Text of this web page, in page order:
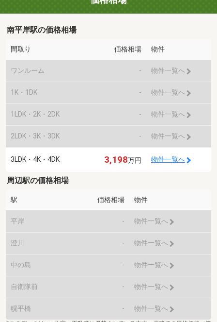
南平岸駅の価格相場
間取り 価格相場 物件
ワンルーム - 物件一覧へ
1K・1DK - 物件一覧へ
1LDK・2K・2DK - 物件一覧へ
2LDK・3K・3DK - 物件一覧へ
3LDK・4K・4DK 3,198万円 物件一覧へ
周辺駅の価格相場
駅 価格相場 物件
平岸 - 物件一覧へ
澄川 - 物件一覧へ
中の島 - 物件一覧へ
自衛隊前 - 物件一覧へ
幌平橋 - 物件一覧へ